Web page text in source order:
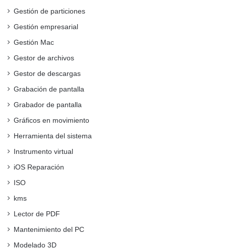
Gestión de particiones
Gestión empresarial
Gestión Mac
Gestor de archivos
Gestor de descargas
Grabación de pantalla
Grabador de pantalla
Gráficos en movimiento
Herramienta del sistema
Instrumento virtual
iOS Reparación
ISO
kms
Lector de PDF
Mantenimiento del PC
Modelado 3D